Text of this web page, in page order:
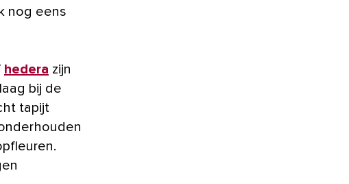
nog eens
hedera zijn
bij de
tapijt